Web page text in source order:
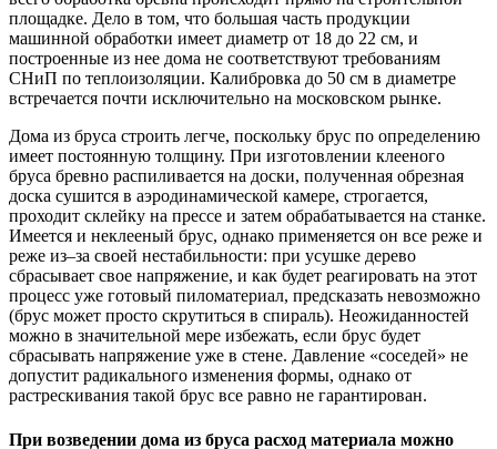
площадке. Дело в том, что большая часть продукции
машинной обработки имеет диаметр от 18 до 22 см, и
построенные из нее дома не соответствуют требованиям
СНиП по теплоизоляции. Калибровка до 50 см в диаметре
встречается почти исключительно на московском рынке.
Дома из бруса строить легче, поскольку брус по определению
имеет постоянную толщину. При изготовлении клееного
бруса бревно распиливается на доски, полученная обрезная
доска сушится в аэродинамической камере, строгается,
проходит склейку на прессе и затем обрабатывается на станке.
Имеется и неклееный брус, однако применяется он все реже и
реже из–за своей нестабильности: при усушке дерево
сбрасывает свое напряжение, и как будет реагировать на этот
процесс уже готовый пиломатериал, предсказать невозможно
(брус может просто скрутиться в спираль). Неожиданностей
можно в значительной мере избежать, если брус будет
сбрасывать напряжение уже в стене. Давление «соседей» не
допустит радикального изменения формы, однако от
растрескивания такой брус все равно не гарантирован.
При возведении дома из бруса расход материала можно